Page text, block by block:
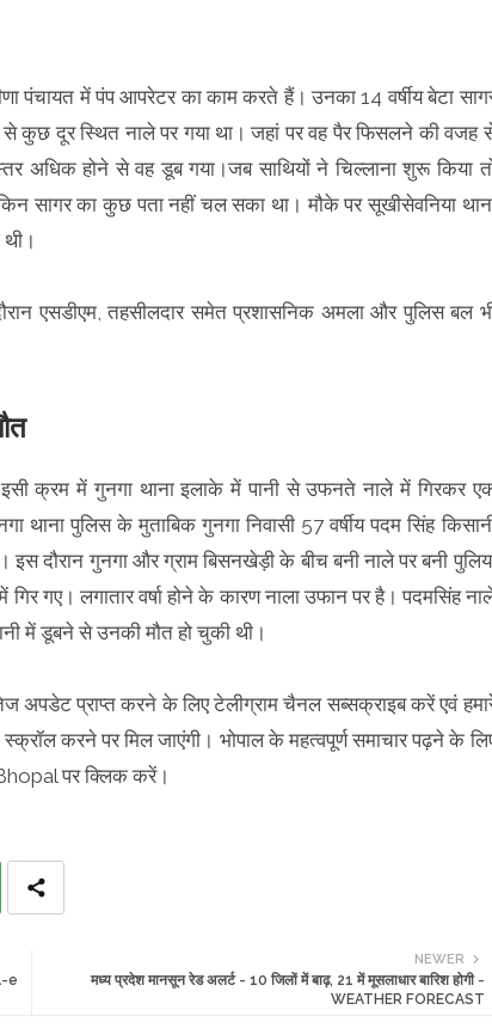
पंचायत में पंप आपरेटर का काम करते हैं। उनका 14 वर्षीय बेटा
कुछ दूर स्थित नाले पर गया था। जहां पर वह पैर फिसलने की वजह
होने से वह डूब गया।जब साथियों ने चिल्लाना शुरू किया
सागर का कुछ पता नहीं चल सका था। मौके पर सूखीसेवनिया
एसडीएम, तहसीलदार समेत प्रशासनिक अमला और पुलिस बल
इसी क्रम में गुनगा थाना इलाके में पानी से उफनते नाले में गिरकर
पुलिस के मुताबिक गुनगा निवासी 57 वर्षीय पदम सिंह
दौरान गुनगा और ग्राम बिसनखेड़ी के बीच बनी नाले पर बनी
गए। लगातार वर्षा होने के कारण नाला उफान पर है। पदमसिंह
में डूबने से उनकी मौत हो चुकी थी।
प्राप्त करने के लिए टेलीग्राम चैनल सब्सक्राइब करें एवं
करने पर मिल जाएंगी। भोपाल के महत्वपूर्ण समाचार पढ़ने के
पर क्लिक करें।
NEWER
मध्य प्रदेश मानसून रेड अलर्ट - 10 जिलों में बाढ़, 21 में मूसलाधार बारिश होगी -
WEATHER FORECAST
e